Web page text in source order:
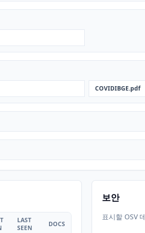
COVIDIBGE.pdf
LAST
SEEN
DOCS
보안
표시할 OSV